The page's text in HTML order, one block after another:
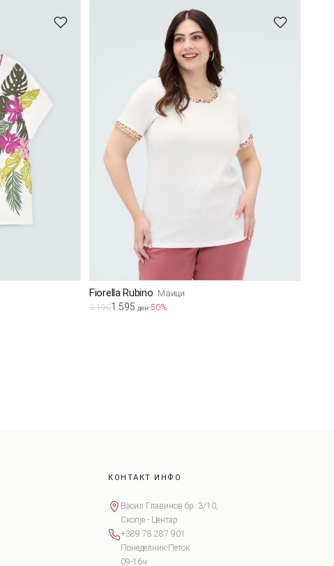
Fiorella Rubino Маици
3.1901.595 ден-50%
КОНТАКТ ИНФО
Васил Главинов бр. 3/10,
Скопје - Центар
+389 78 287 901
Понеделник-Петок
09-16ч